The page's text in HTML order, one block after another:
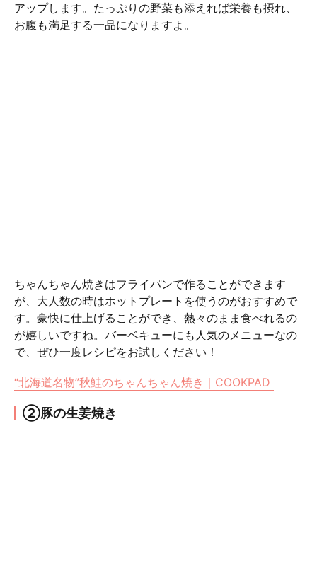
アップします。たっぷりの野菜も添えれば栄養も摂れ、
お腹も満足する一品になりますよ。
ちゃんちゃん焼きはフライパンで作ることができます
が、大人数の時はホットプレートを使うのがおすすめで
す。豪快に仕上げることができ、熱々のまま食べれるの
が嬉しいですね。バーベキューにも人気のメニューなの
で、ぜひ一度レシピをお試しください！
“北海道名物”秋鮭のちゃんちゃん焼き｜COOKPAD
②豚の生姜焼き